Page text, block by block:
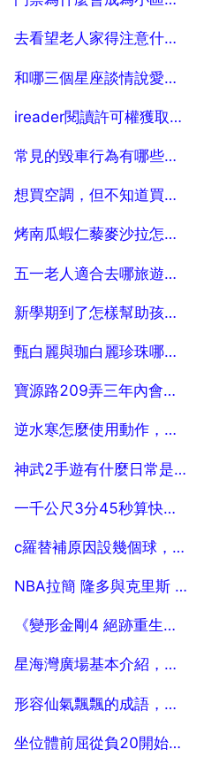
2025-07-04 去看望老人家得注意什麼，看望老年人買什麼東西合適
2025-07-04 和哪三個星座談情說愛，幸福感非常強？
2025-07-04 ireader閱讀許可權獲取失敗,是什麼原因
2025-07-04 常見的毀車行為有哪些？常見的「毀車」行為
2025-07-04 想買空調，但不知道買哪個品牌的好。哪位大蝦能給介紹介紹
2025-07-04 烤南瓜蝦仁藜麥沙拉怎麼做？
2025-07-04 五一老人適合去哪旅遊，五一去哪兒旅遊最適合老年人？
2025-07-04 新學期到了怎樣幫助孩子養成好的時間管理習慣？
2025-07-04 甄白麗與珈白麗珍珠哪個好
2025-07-04 寶源路209弄三年內會動遷嗎
2025-07-04 逆水寒怎麼使用動作，逆水寒待機動作怎麼改
2025-07-04 神武2手遊有什麼日常是手機不好做的
2025-07-04 一千公尺3分45秒算快嗎，一公里5分30秒是什麼速度
2025-07-04 c羅替補原因設幾個球，c羅替補原因是什麼？
2025-07-04 NBA拉簡 隆多與克里斯 保羅哪個比較厲害？各有什麼特點？
2025-07-04 《變形金剛4 絕跡重生》你是否敬畏星空？
2025-07-04 星海灣廣場基本介紹，星海廣場在哪
2025-07-04 形容仙氣飄飄的成語，仙氣飄飄下一句是什麼？
2025-07-04 坐位體前屈從負20開始怎麼算